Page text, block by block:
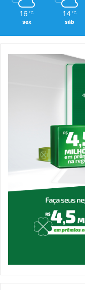
16 ℃
sex
14 ℃
sáb